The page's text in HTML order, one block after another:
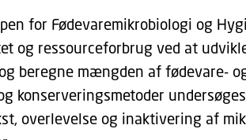
for Fødevaremikrobiologi og
og ressourceforbrug ved at
beregne mængden af fødevare-
konserveringsmetoder
overlevelse og inaktivering af